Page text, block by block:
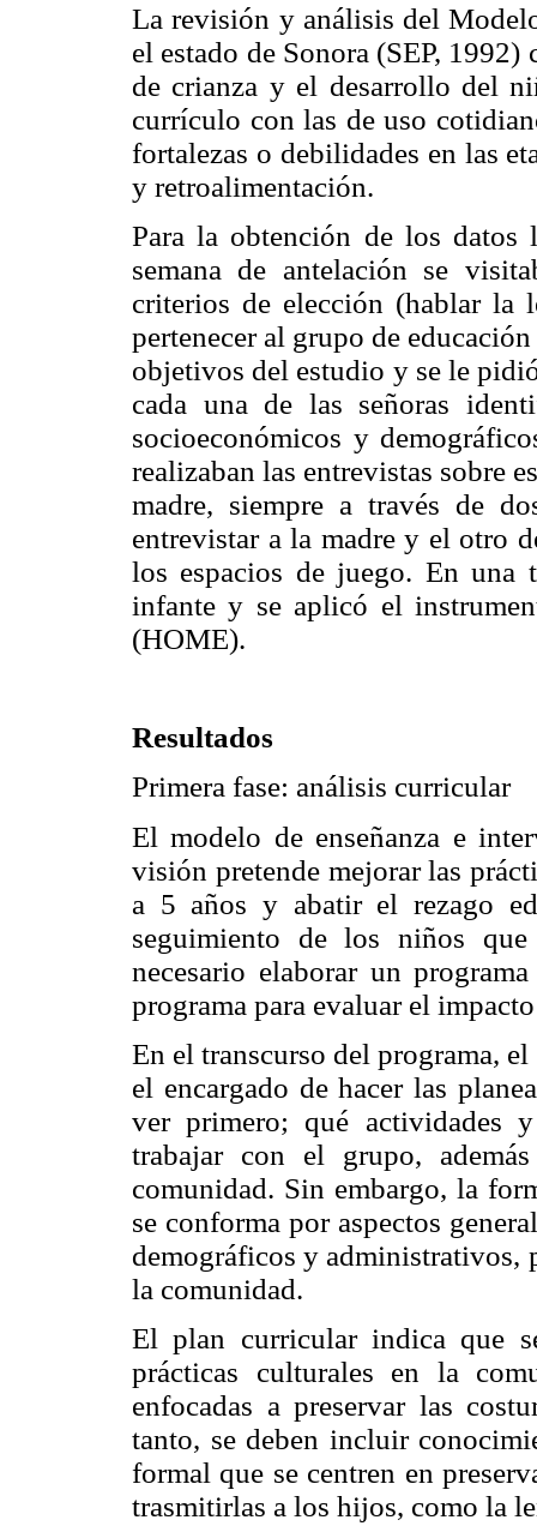
La revisión y análisis del
el estado de Sonora (SEP,
de crianza y el desarrollo del
currículo con las de uso
fortalezas o debilidades en las
y retroalimentación.
Para la obtención de los datos
semana de antelación se
criterios de elección (hablar la
pertenecer al grupo de
objetivos del estudio y se le
cada una de las señoras
socioeconómicos y
realizaban las entrevistas sobre
madre, siempre a través de
entrevistar a la madre y el otro
los espacios de juego. En una
infante y se aplicó el
(HOME).
Resultados
Primera fase: análisis curricular
El modelo de enseñanza e
visión pretende mejorar las
a 5 años y abatir el rezago
seguimiento de los niños
necesario elaborar un
programa para evaluar el
En el transcurso del programa,
el encargado de hacer las
ver primero; qué actividades
trabajar con el grupo,
comunidad. Sin embargo, la
se conforma por aspectos
demográficos y
la comunidad.
El plan curricular indica que
prácticas culturales en la
enfocadas a preservar las
tanto, se deben incluir
formal que se centren en
trasmitirlas a los hijos, como la